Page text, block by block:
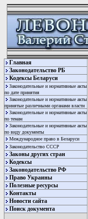
Главная
Законодательство РБ
Кодексы Беларуси
Законодательные и нормативные акты
по дате принятия
Законодательные и нормативные акты
принятые различными органами власти
Законодательные и нормативные акты
по темам
Законодательные и нормативные акты
по виду документы
Международное право в Беларуси
Законодательство СССР
Законы других стран
Кодексы
Законодательство РФ
Право Украины
Полезные ресурсы
Контакты
Новости сайта
Поиск документа